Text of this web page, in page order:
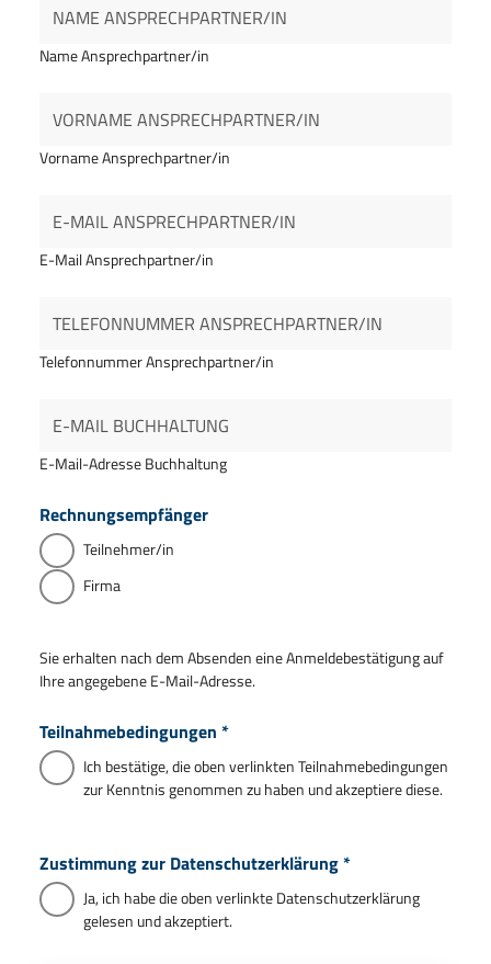
Name Ansprechpartner/in
Vorname Ansprechpartner/in
E-Mail Ansprechpartner/in
Telefonnummer Ansprechpartner/in
E-Mail-Adresse Buchhaltung
Rechnungsempfänger
Teilnehmer/in
Firma
Sie erhalten nach dem Absenden eine Anmeldebestätigung auf
Ihre angegebene E-Mail-Adresse.
Teilnahmebedingungen *
Ich bestätige, die oben verlinkten Teilnahmebedingungen
zur Kenntnis genommen zu haben und akzeptiere diese.
Zustimmung zur Datenschutzerklärung*
Ja, ich habe die oben verlinkte Datenschutzerklärung
gelesen und akzeptiert.